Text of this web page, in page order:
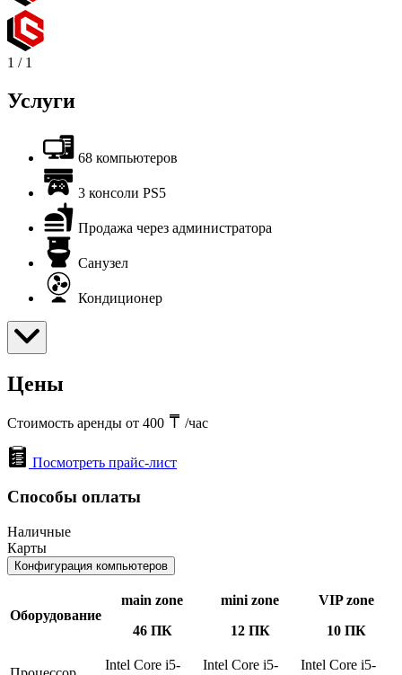
1 / 1
Услуги
68 компьютеров
3 консоли PS5
Продажа через администратора
Санузел
Кондиционер
Цены
Стоимость аренды от 400 /час
Посмотреть прайс-лист
Способы оплаты
Наличные
Карты
Конфигурация компьютеров
Оборудование
main zone
46 ПК
mini zone
12 ПК
VIP zone
10 ПК
Intel Core i5-
Intel Core i5-
Intel Core i5-